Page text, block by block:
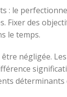
: le
des
le temps.
négligée.
déterminants